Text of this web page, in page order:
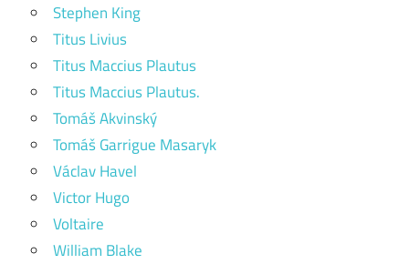
Stephen King
Titus Livius
Titus Maccius Plautus
Titus Maccius Plautus.
Tomáš Akvinský
Tomáš Garrigue Masaryk
Václav Havel
Victor Hugo
Voltaire
William Blake